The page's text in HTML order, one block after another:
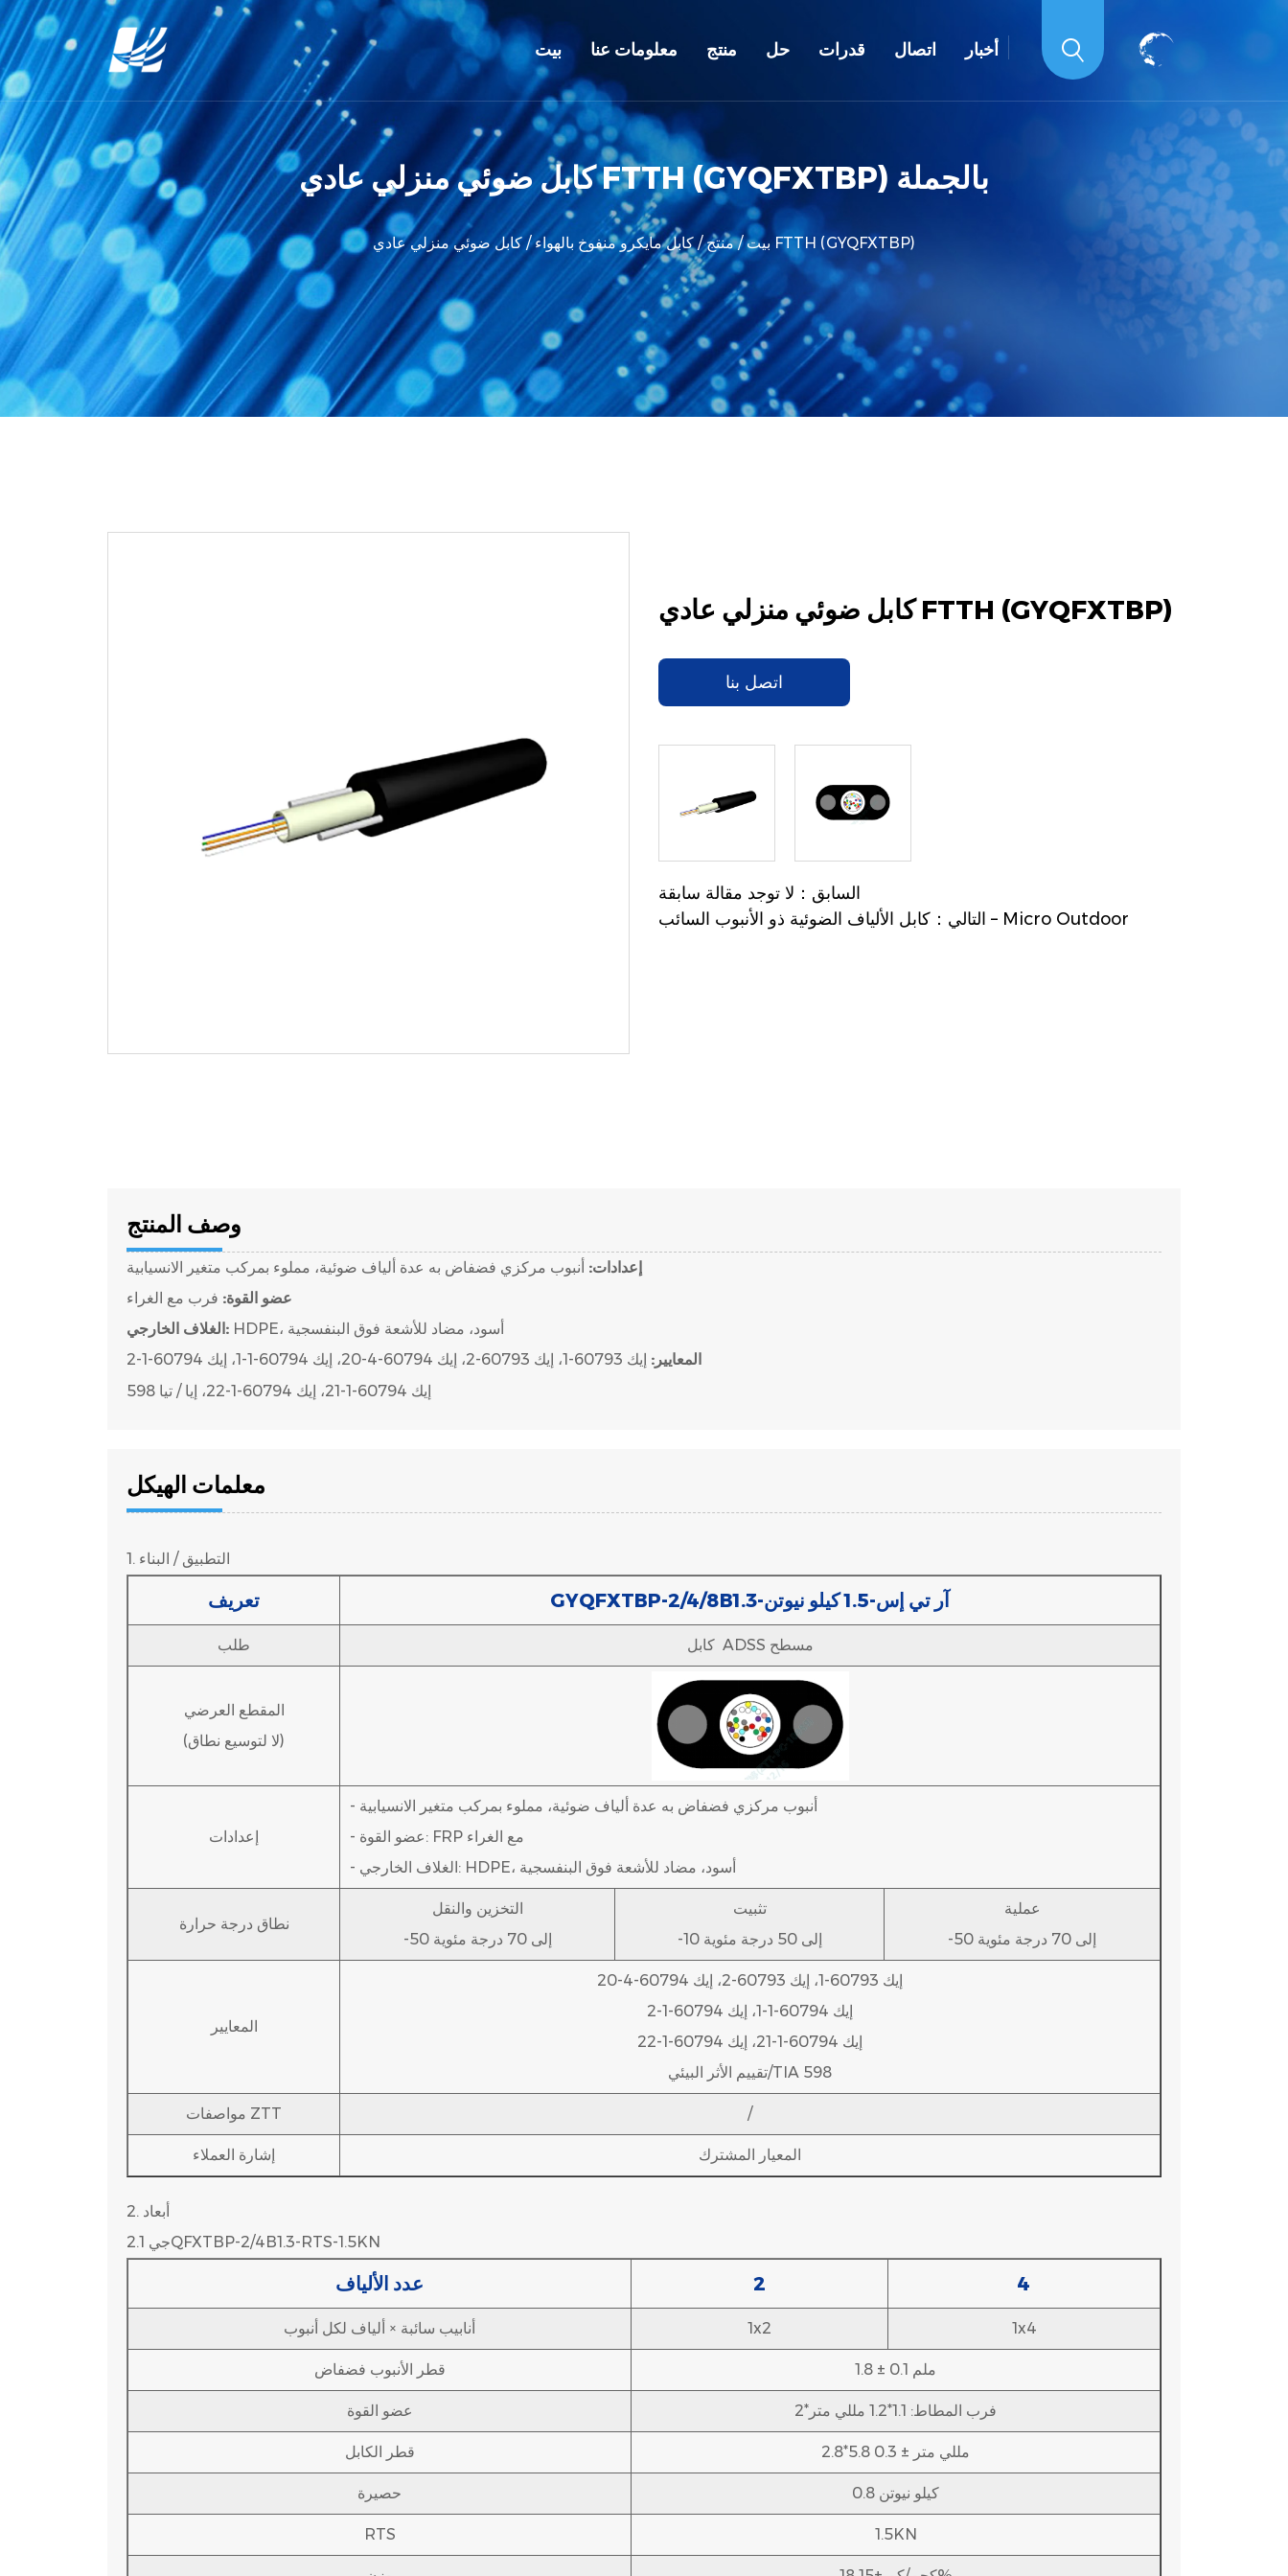
بيت معلومات عنا منتج حل قدرات اتصال أخبار
كابل ضوئي منزلي عادي FTTH (GYQFXTBP) بالجملة
بيت/منتج/كابل مايكرو منفوخ بالهواء/ كابل ضوئي منزلي عادي FTTH (GYQFXTBP)
كابل ضوئي منزلي عادي FTTH (GYQFXTBP)
اتصل بنا
السابق：لا توجد مقالة سابقة
التالي：كابل الألياف الضوئية ذو الأنبوب السائب – Micro Outdoor
وصف المنتج
إعدادات: أنبوب مركزي فضفاض به عدة ألياف ضوئية، مملوء بمركب متغير الانسيابية
عضو القوة: فرب مع الغراء
الغلاف الخارجي:
HDPE، أسود، مضاد للأشعة فوق البنفسجية
المعايير: إيك 60793-1، إيك 60793-2، إيك 60794-4-20، إيك 60794-1-1، إيك 60794-1-2
إيك 60794-1-21، إيك 60794-1-22، إيا / تيا 598
معلمات الهيكل
1. التطبيق / البناء
تعريف GYQFXTBP-2/4/8B1.3-آر تي إس-1.5 كيلو نيوتن
طلب كابل ADSS مسطح
المقطع العرضي
(لا لتوسيع نطاق)
إعدادات
- أنبوب مركزي فضفاض به عدة ألياف ضوئية، مملوء بمركب متغير الانسيابية
-
عضو القوة: FRP مع الغراء
-
الغلاف الخارجي: HDPE، أسود، مضاد للأشعة فوق البنفسجية
نطاق درجة حرارة
التخزين والنقل
-50 إلى 70 درجة مئوية
تثبيت
-10 إلى 50 درجة مئوية
عملية
-50 إلى 70 درجة مئوية
المعايير
إيك 60793-1، إيك 60793-2، إيك 60794-4-20
إيك 60794-1-1، إيك 60794-1-2
إيك 60794-1-21، إيك 60794-1-22
تقييم الأثر البيئي/TIA 598
مواصفات ZTT /
إشارة العملاء المعيار المشترك
2. أبعاد
2.1 جيQFXTBP-2/4B1.3-RTS-1.5KN
عدد الألياف 2 4
أنابيب سائبة × ألياف لكل أنبوب 1x2 1x4
قطر الأنبوب فضفاض 1.8 ± 0.1 ملم
عضو القوة فرب المطاط: 1.1*1.2 مللي متر*2
قطر الكابل 2.8*5.8 مللي متر ± 0.3
حصيرة 0.8 كيلو نيوتن
RTS 1.5KN